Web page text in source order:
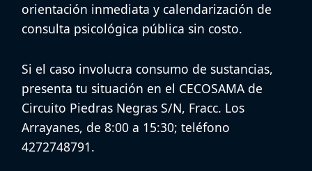
orientación inmediata y calendarización de
consulta psicológica pública sin costo.
Si el caso involucra consumo de sustancias,
presenta tu situación en el CECOSAMA de
Circuito Piedras Negras S/N, Fracc. Los
Arrayanes, de 8:00 a 15:30; teléfono
4272748791.